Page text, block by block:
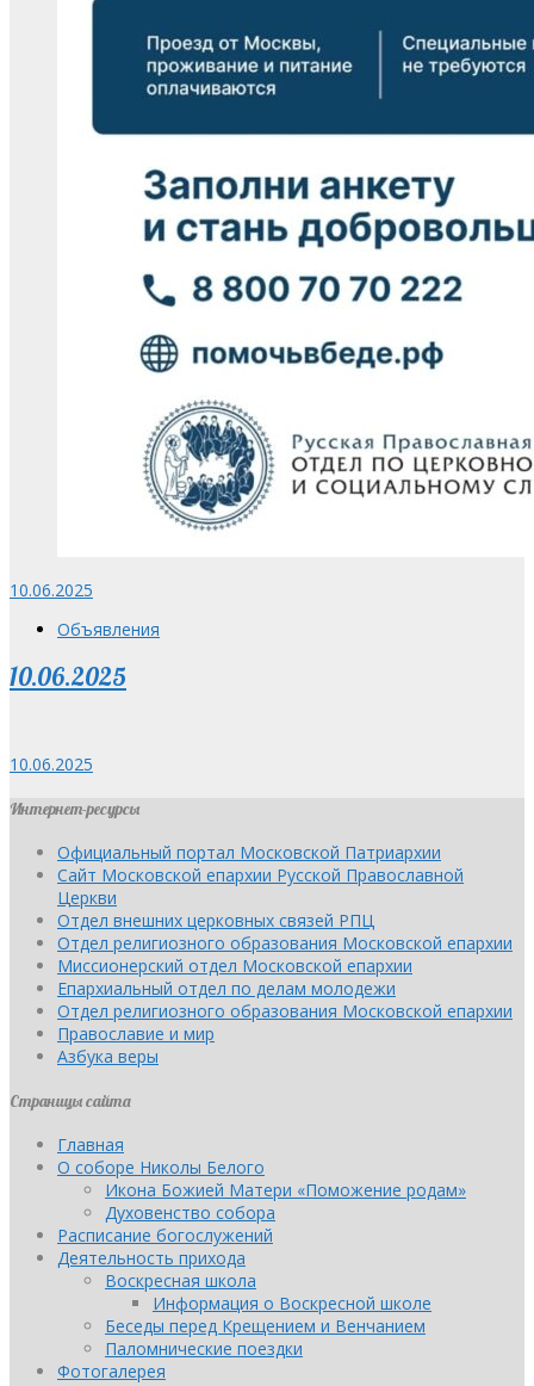
10.06.2025
Объявления
10.06.2025
10.06.2025
Интернет-ресурсы
Официальный портал Московской Патриархии
Сайт Московской епархии Русской Православной
Церкви
Отдел внешних церковных связей РПЦ
Отдел религиозного образования Московской епархии
Миссионерский отдел Московской епархии
Епархиальный отдел по делам молодежи
Отдел религиозного образования Московской епархии
Православие и мир
Азбука веры
Страницы сайта
Главная
О соборе Николы Белого
Икона Божией Матери «Поможение родам»
Духовенство собора
Расписание богослужений
Деятельность прихода
Воскресная школа
Информация о Воскресной школе
Беседы перед Крещением и Венчанием
Паломнические поездки
Фотогалерея